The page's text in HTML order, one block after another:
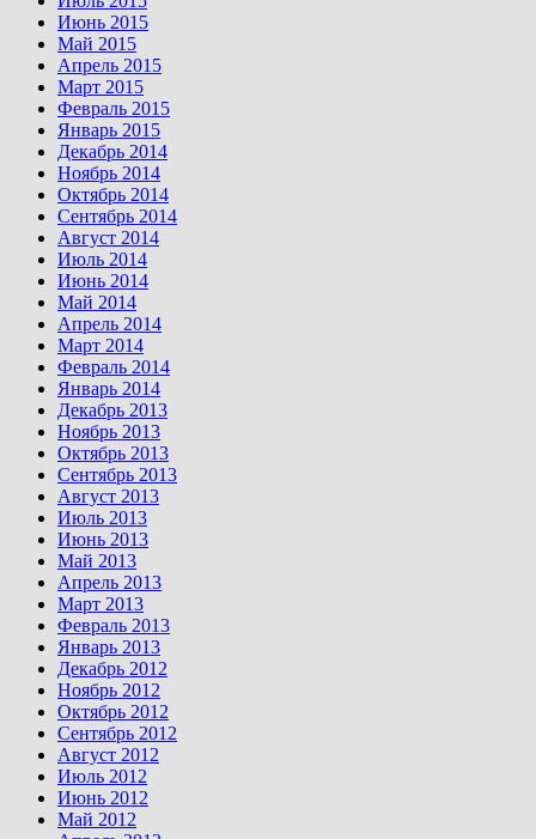
Июнь 2015
Май 2015
Апрель 2015
Март 2015
Февраль 2015
Январь 2015
Декабрь 2014
Ноябрь 2014
Октябрь 2014
Сентябрь 2014
Август 2014
Июль 2014
Июнь 2014
Май 2014
Апрель 2014
Март 2014
Февраль 2014
Январь 2014
Декабрь 2013
Ноябрь 2013
Октябрь 2013
Сентябрь 2013
Август 2013
Июль 2013
Июнь 2013
Май 2013
Апрель 2013
Март 2013
Февраль 2013
Январь 2013
Декабрь 2012
Ноябрь 2012
Октябрь 2012
Сентябрь 2012
Август 2012
Июль 2012
Июнь 2012
Май 2012